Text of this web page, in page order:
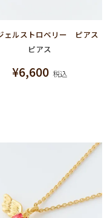
ェルストロベリー ピアス
ピアス
¥6,600 税込